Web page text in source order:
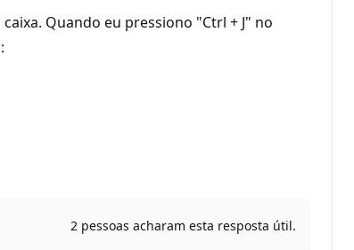
Quando eu pressiono "Ctrl + J" no
2 pessoas acharam esta resposta útil.